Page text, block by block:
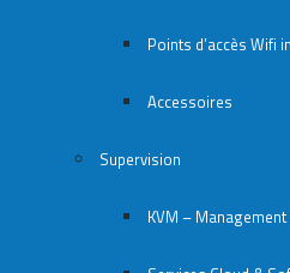
Points d’accès Wifi
Accessoires
Supervision
KVM –